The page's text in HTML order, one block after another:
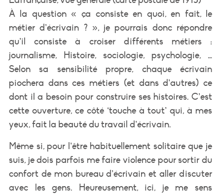
À la question « ça consiste en quoi, en fait, le
métier d’écrivain ? », je pourrais donc répondre
qu’il consiste à croiser différents métiers :
journalisme, Histoire, sociologie, psychologie, …
Selon sa sensibilité propre, chaque écrivain
piochera dans ces métiers (et dans d’autres) ce
dont il a besoin pour construire ses histoires. C’est
cette ouverture, ce côté ‘touche à tout’ qui, à mes
yeux, fait la beauté du travail d’écrivain.
Même si, pour l’être habituellement solitaire que je
suis, je dois parfois me faire violence pour sortir du
confort de mon bureau d’écrivain et aller discuter
avec les gens. Heureusement, ici, je me sens